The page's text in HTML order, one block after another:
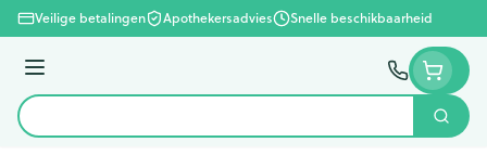
Ga naar de inhoud
Veilige betalingen Apothekersadvies Snelle beschikbaarheid
Menu
Product, merk, categorie...
Zoek